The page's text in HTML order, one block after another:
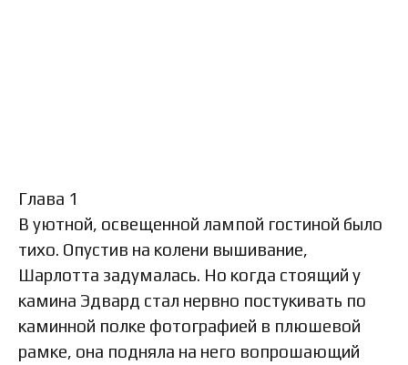
Глава 1
В уютной, освещенной лампой гостиной было
тихо. Опустив на колени вышивание,
Шарлотта задумалась. Но когда стоящий у
камина Эдвард стал нервно постукивать по
каминной полке фотографией в плюшевой
рамке, она подняла на него вопрошающий